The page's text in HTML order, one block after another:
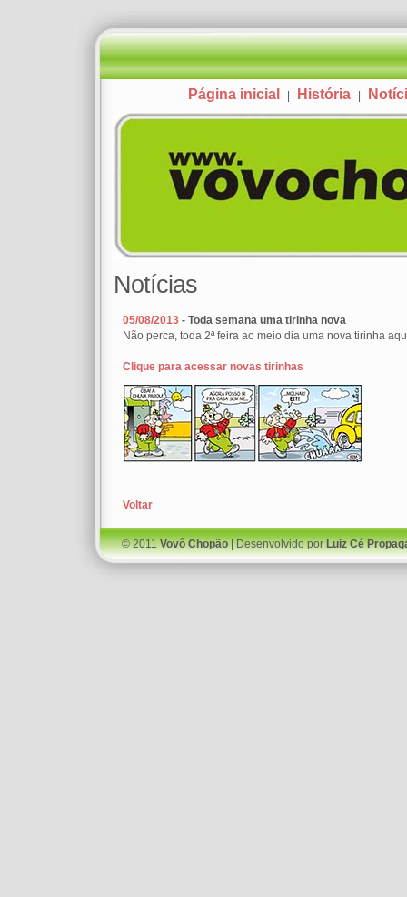
Página inicial História
Notícias
05/08/2013 - Toda semana uma tirinha nova
Não perca, toda 2ª feira ao meio dia uma nova tirinha
Clique para acessar novas tirinhas
Voltar
© 2011Vovô Chopão| Desenvolvido porLuiz Cé